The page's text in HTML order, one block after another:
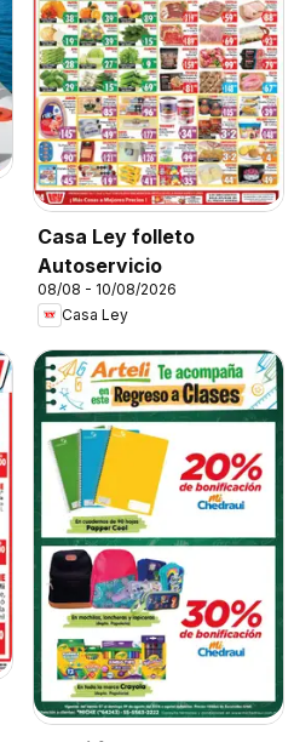
Casa Ley folleto
Autoservicio
08/08 - 10/08/2026
Casa Ley